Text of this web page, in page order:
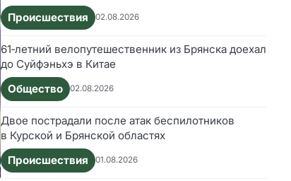
Происшествия
02.08.2026
61‑летний велопутешественник из Брянска доехал
до Суйфэньхэ в Китае
Общество
02.08.2026
Двое пострадали после атак беспилотников
в Курской и Брянской областях
Происшествия
01.08.2026